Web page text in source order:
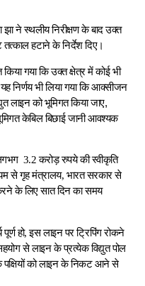
झा ने स्थलीय निरीक्षण के बाद उक्त
तत्काल हटाने के निर्देश दिए।
गया कि उक्त क्षेत्र में कोई भी
यह निर्णय भी लिया गया कि आक्सीजन
लाइन को भूमिगत किया जाए,
केबिल बिछाई जानी आवश्यक
3.2 करोड़ रुपये की स्वीकृति
से गृह मंत्रालय, भारत सरकार से
के लिए सात दिन का समय
हो, इस लाइन पर ट्रिपिंग रोकने
से लाइन के प्रत्येक विद्युत पोल
पक्षियों को लाइन के निकट आने से